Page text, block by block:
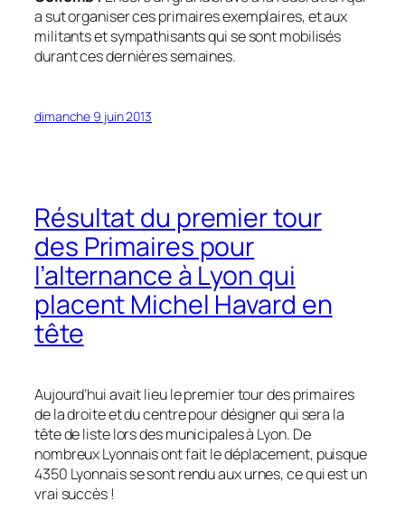
a sut organiser ces primaires exemplaires, et aux
militants et sympathisants qui se sont mobilisés
durant ces dernières semaines.
dimanche 9 juin 2013
Résultat du premier tour
des Primaires pour
l’alternance à Lyon qui
placent Michel Havard en
tête
Aujourd’hui avait lieu le premier tour des primaires
de la droite et du centre pour désigner qui sera la
tête de liste lors des municipales à Lyon. De
nombreux Lyonnais ont fait le déplacement, puisque
4350 Lyonnais se sont rendu aux urnes, ce qui est un
vrai succès !